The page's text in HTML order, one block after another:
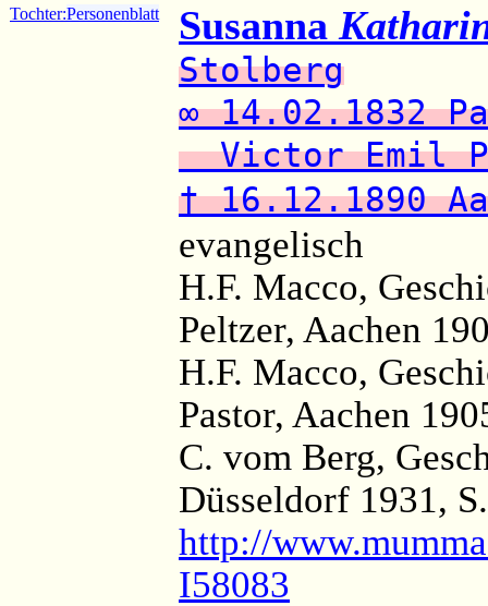
Tochter:Personenblatt Susanna
Stolberg
∞ 14.02.1832
Victor Emil
† 16.12.1890
evangelisch
H.F. Macco,
Peltzer, Aachen
H.F. Macco,
Pastor, Aachen
C. vom Berg,
Düsseldorf 1931,
http://
I58083